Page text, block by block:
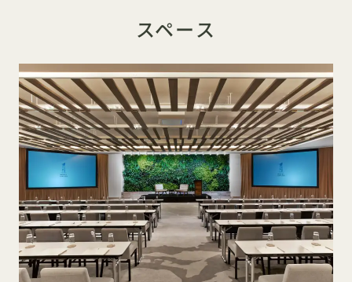
スペース